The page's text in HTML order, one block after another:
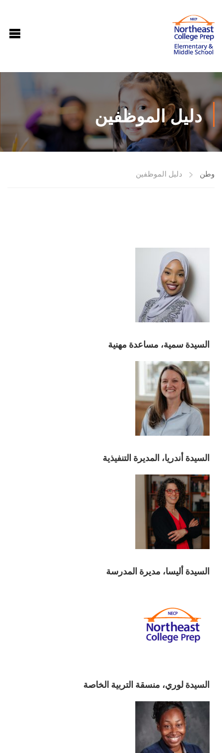
دليل الموظفين
وطن دليل الموظفين
السيدة سمية، مساعدة مهنية
السيدة أندريا، المديرة التنفيذية
السيدة أليسا، مديرة المدرسة
السيدة لوري، منسقة التربية الخاصة